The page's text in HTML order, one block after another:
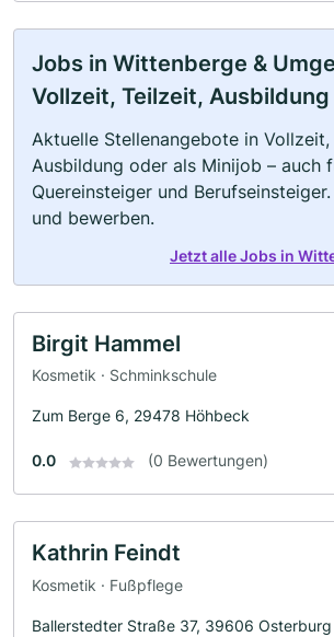
Jobs in Wittenberge &
Vollzeit, Teilzeit, Ausbildung
Aktuelle Stellenangebote in
Ausbildung oder als Minijob – auch
Quereinsteiger und
und bewerben.
Jetzt alle Jobs in
Birgit Hammel
Kosmetik · Schminkschule
Zum Berge 6, 29478 Höhbeck
0.0 (0 Bewertungen)
Kathrin Feindt
Kosmetik · Fußpflege
Ballerstedter Straße 37, 39606